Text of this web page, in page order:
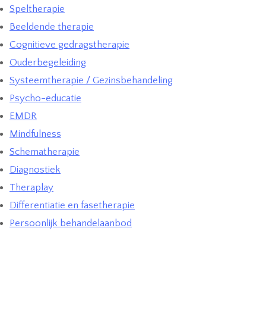
Speltherapie
Beeldende therapie
Cognitieve gedragstherapie
Ouderbegeleiding
Systeemtherapie / Gezinsbehandeling
Psycho-educatie
EMDR
Mindfulness
Schematherapie
Diagnostiek
Theraplay
Differentiatie en fasetherapie
Persoonlijk behandelaanbod